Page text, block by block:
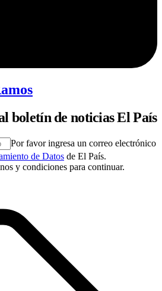
boletín de noticias El País
Por favor ingresa un correo electrónico
de Datos de El País.
y condiciones para continuar.